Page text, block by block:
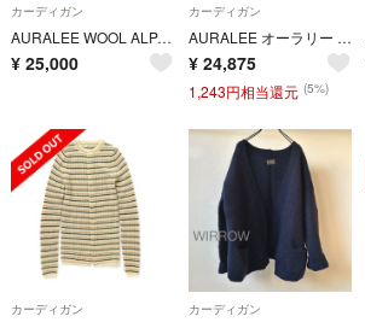
カーディガン
AURALEE WOOL ALPACA CUT KNIT CARDIGAN 新品
¥ 25,000
カーディガン
AURALEE オーラリー 24AW RIB KNIT SHORT CARDIGAN リブニットショートカーディガン A24AC01HW チャコールグレー 1
¥ 24,875
1,243円相当還元 (5%)
カーディガン カーディガン